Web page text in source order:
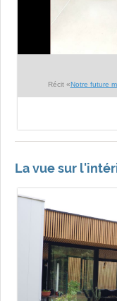
Récit «Notre future
La vue sur